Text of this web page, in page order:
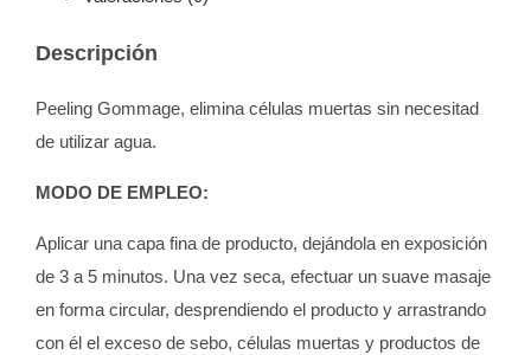
Descripción
Peeling Gommage, elimina células muertas sin necesitad
de utilizar agua.
MODO DE EMPLEO:
Aplicar una capa fina de producto, dejándola en exposición
de 3 a 5 minutos. Una vez seca, efectuar un suave masaje
en forma circular, desprendiendo el producto y arrastrando
con él el exceso de sebo, células muertas y productos de